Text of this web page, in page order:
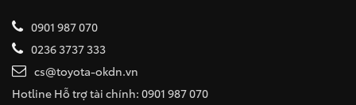
0901 987 070
0236 3737 333
cs@toyota-okdn.vn
Hotline Hỗ trợ tài chính: 0901 987 070